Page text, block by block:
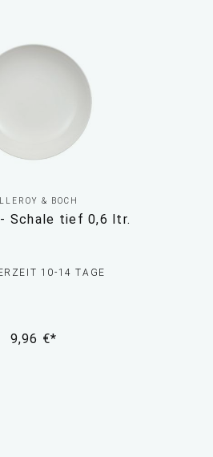
& BOCH
Schale tief 0,6 ltr.
10-14 TAGE
9,96 €*